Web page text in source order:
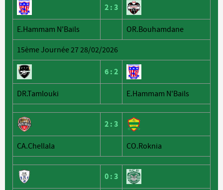
2 : 3
E.Hammam N'Bails OR.Bouhamdane
15ème Journée 27 28/02/2026
6 : 2
DR.Tamlouki E.Hammam N'Bails
2 : 3
CA.Chellala CO.Roknia
0 : 3